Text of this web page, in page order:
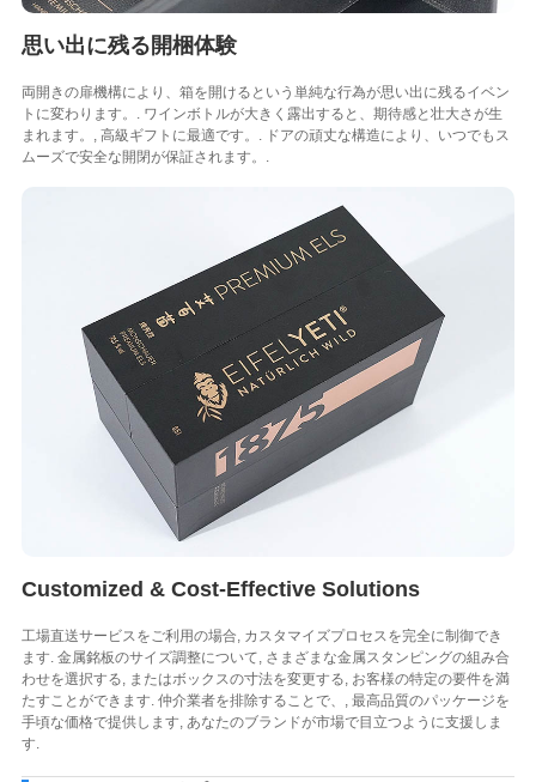
思い出に残る開梱体験
両開きの扉機構により、箱を開けるという単純な行為が思い出に残るイベン
トに変わります。. ワインボトルが大きく露出すると、期待感と壮大さが生
まれます。, 高級ギフトに最適です。. ドアの頑丈な構造により、いつでもス
ムーズで安全な開閉が保証されます。.
Customized & Cost-Effective Solutions
工場直送サービスをご利用の場合, カスタマイズプロセスを完全に制御でき
ます. 金属銘板のサイズ調整について, さまざまな金属スタンピングの組み合
わせを選択する, またはボックスの寸法を変更する, お客様の特定の要件を満
たすことができます. 仲介業者を排除することで、, 最高品質のパッケージを
手頃な価格で提供します, あなたのブランドが市場で目立つように支援しま
す.